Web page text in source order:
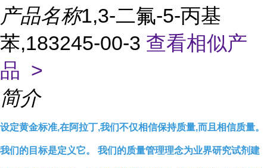
产品名称1,3-二氟-5-丙基
苯,183245-00-3 查看相似产
品 >
简介
设定黄金标准,在阿拉丁,我们不仅相信保持质量,而且相信质量。
我们的目标是定义它。 我们的质量管理理念为业界研究试剂建